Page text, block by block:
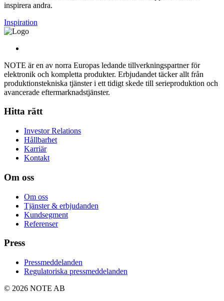
inspirera andra.
Inspiration
NOTE är en av norra Europas ledande tillverkningspartner för
elektronik och kompletta produkter. Erbjudandet täcker allt från
produktionstekniska tjänster i ett tidigt skede till serieproduktion och
avancerade eftermarknadstjänster.
Hitta rätt
Investor Relations
Hållbarhet
Karriär
Kontakt
Om oss
Om oss
Tjänster & erbjudanden
Kundsegment
Referenser
Press
Pressmeddelanden
Regulatoriska pressmeddelanden
© 2026 NOTE AB